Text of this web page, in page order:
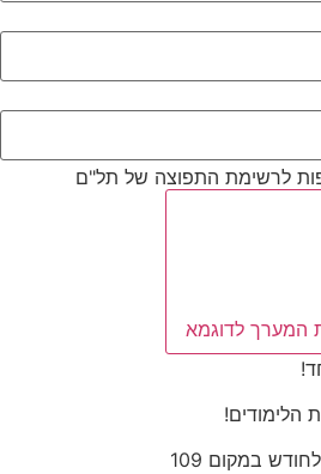
לרשימת התפוצה של תל"ם
המערך לדוגמא
הלימודים!